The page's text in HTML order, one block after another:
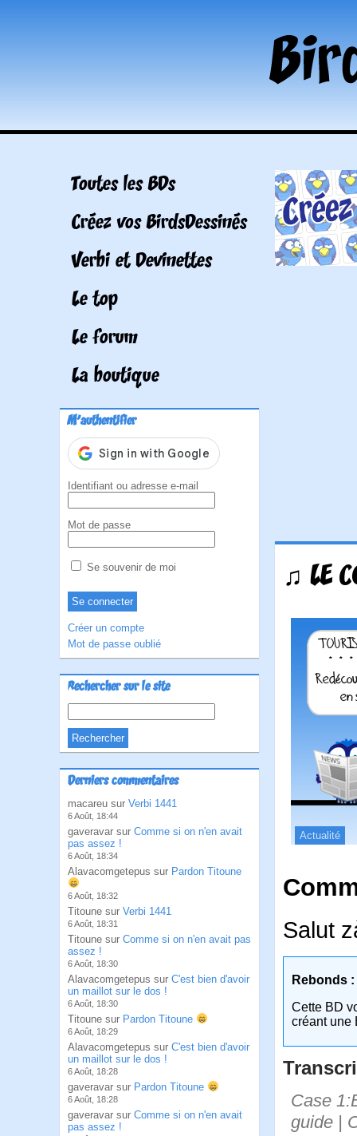
Toutes les BDs
Créez vos BirdsDessinés
Verbi et Devinettes
Le top
Le forum
La boutique
M'authentifier
Identifiant ou adresse e-mail
Mot de passe
Se souvenir de moi
Créer un compte
Mot de passe oublié
Rechercher sur le site
Derniers commentaires
macareu sur Verbi 1441
6 Août, 18:44
gaveravar sur Comme si on n'en avait
pas assez !
6 Août, 18:34
Alavacomgetepus sur Pardon Titoune
6 Août, 18:32
Titoune sur Verbi 1441
6 Août, 18:31
Titoune sur Comme si on n'en avait pas
assez !
6 Août, 18:30
Alavacomgetepus sur C'est bien d'avoir
un maillot sur le dos !
6 Août, 18:30
Titoune sur Pardon Titoune
6 Août, 18:29
Alavacomgetepus sur C'est bien d'avoir
un maillot sur le dos !
6 Août, 18:28
gaveravar sur Pardon Titoune
6 Août, 18:28
gaveravar sur Comme si on n'en avait
pas assez !
♫ LE
Actualité
Salut
Rebonds :
Cette BD
créant une
Case
guide |